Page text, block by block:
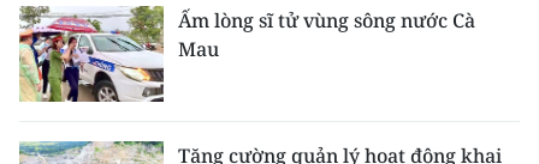
Ấm lòng sĩ tử vùng sông nước Cà
Mau
Tăng cường quản lý hoạt động khai